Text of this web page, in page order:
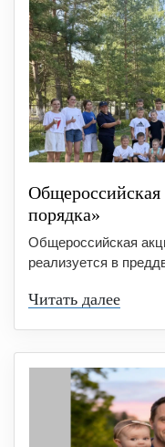
Общероссийская
порядка»
Общероссийская
реализуется в
Читать далее